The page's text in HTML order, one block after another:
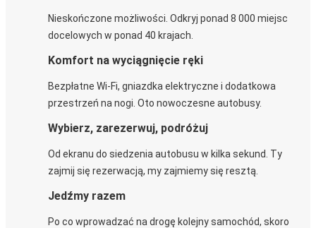
Nieskończone możliwości. Odkryj ponad 8 000 miejsc
docelowych w ponad 40 krajach.
Komfort na wyciągnięcie ręki
Bezpłatne Wi-Fi, gniazdka elektryczne i dodatkowa
przestrzeń na nogi. Oto nowoczesne autobusy.
Wybierz, zarezerwuj, podróżuj
Od ekranu do siedzenia autobusu w kilka sekund. Ty
zajmij się rezerwacją, my zajmiemy się resztą.
Jedźmy razem
Po co wprowadzać na drogę kolejny samochód, skoro